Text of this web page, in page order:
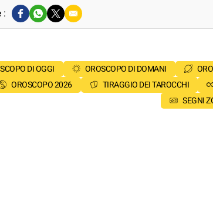
:
DI OGGI OROSCOPO DI DOMANI
OROSCOPO 2026
TIRAGGIO DEI TAROCCHI
SEGNI